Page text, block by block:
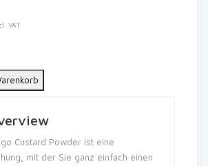
VAT
Custard Powder ist eine
mit der Sie ganz einfach einen